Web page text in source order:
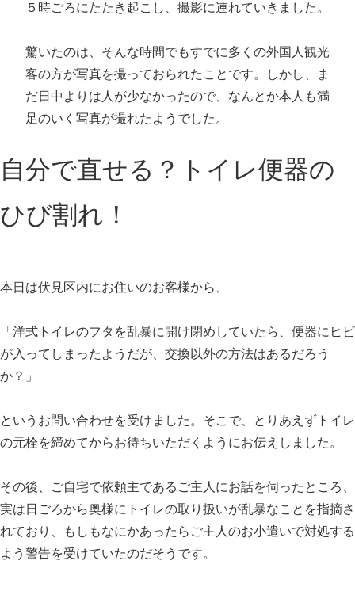
５時ごろにたたき起こし、撮影に連れていきました。
驚いたのは、そんな時間でもすでに多くの外国人観光
客の方が写真を撮っておられたことです。しかし、ま
だ日中よりは人が少なかったので、なんとか本人も満
足のいく写真が撮れたようでした。
自分で直せる？トイレ便器の
ひび割れ！
本日は伏見区内にお住いのお客様から、
「洋式トイレのフタを乱暴に開け閉めしていたら、便器にヒビ
が入ってしまったようだが、交換以外の方法はあるだろう
か？」
というお問い合わせを受けました。そこで、とりあえずトイレ
の元栓を締めてからお待ちいただくようにお伝えしました。
その後、ご自宅で依頼主であるご主人にお話を伺ったところ、
実は日ごろから奥様にトイレの取り扱いが乱暴なことを指摘さ
れており、もしもなにかあったらご主人のお小遣いで対処する
よう警告を受けていたのだそうです。